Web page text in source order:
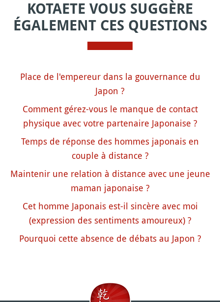
KOTAETE VOUS SUGGÈRE
ÉGALEMENT CES QUESTIONS
Place de l'empereur dans la gouvernance du
Japon ?
Comment gérez-vous le manque de contact
physique avec votre partenaire Japonaise ?
Temps de réponse des hommes japonais en
couple à distance ?
Maintenir une relation à distance avec une jeune
maman japonaise ?
Cet homme Japonais est-il sincère avec moi
(expression des sentiments amoureux) ?
Pourquoi cette absence de débats au Japon ?